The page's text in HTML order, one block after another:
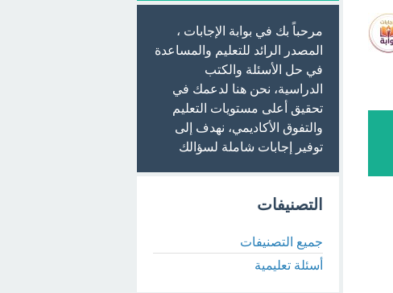
مرحباً بك في بوابة الإجابات ،
المصدر الرائد للتعليم والمساعدة
في حل الأسئلة والكتب
الدراسية، نحن هنا لدعمك في
تحقيق أعلى مستويات التعليم
والتفوق الأكاديمي، نهدف إلى
توفير إجابات شاملة لسؤالك
التصنيفات
جميع التصنيفات
أسئلة تعليمية